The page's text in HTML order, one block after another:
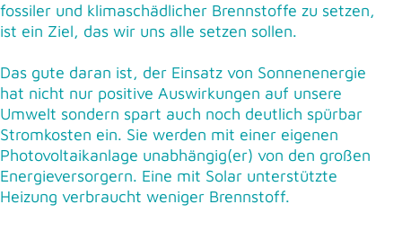
fossiler und klimaschädlicher Brennstoffe zu setzen,
ist ein Ziel, das wir uns alle setzen sollen.
Das gute daran ist, der Einsatz von Sonnenenergie
hat nicht nur positive Auswirkungen auf unsere
Umwelt sondern spart auch noch deutlich spürbar
Stromkosten ein. Sie werden mit einer eigenen
Photovoltaikanlage unabhängig(er) von den großen
Energieversorgern. Eine mit Solar unterstützte
Heizung verbraucht weniger Brennstoff.